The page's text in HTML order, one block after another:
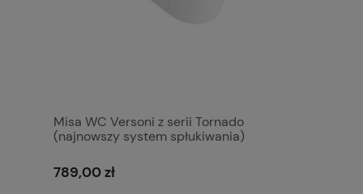
Misa WC Versoni z serii Tornado
(najnowszy system spłukiwania)
789,00 zł